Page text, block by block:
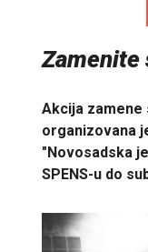
Zamenite
Akcija zamene
organizovana
"Novosadska
SPENS-u do